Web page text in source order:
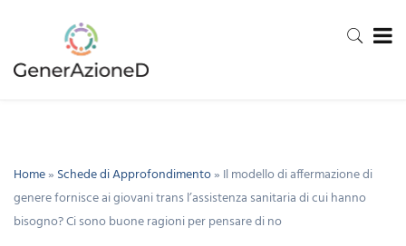
Home» Schede di Approfondimento» Il modello di affermazione di
genere fornisce ai giovani trans l’assistenza sanitaria di cui hanno
bisogno? Ci sono buone ragioni per pensare di no